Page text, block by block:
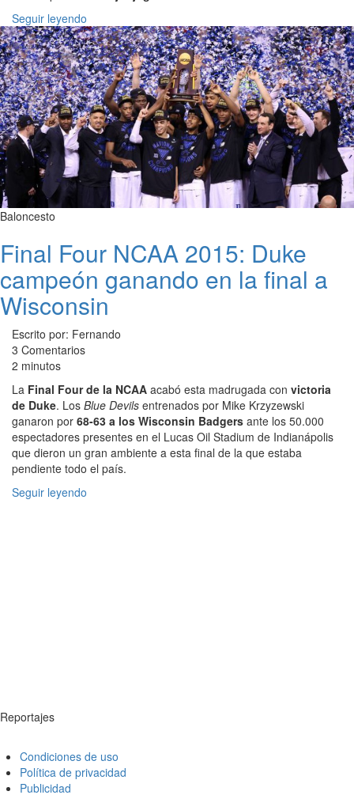
Seguir leyendo
Baloncesto
Final Four NCAA 2015: Duke
campeón ganando en la final a
Wisconsin
Escrito por: Fernando
3 Comentarios
2 minutos
La Final Four de la NCAA acabó esta madrugada con victoria
de Duke. Los Blue Devils entrenados por Mike Krzyzewski
ganaron por 68-63 a los Wisconsin Badgers ante los 50.000
espectadores presentes en el Lucas Oil Stadium de Indianápolis
que dieron un gran ambiente a esta final de la que estaba
pendiente todo el país.
Seguir leyendo
Reportajes
Condiciones de uso
Política de privacidad
Publicidad